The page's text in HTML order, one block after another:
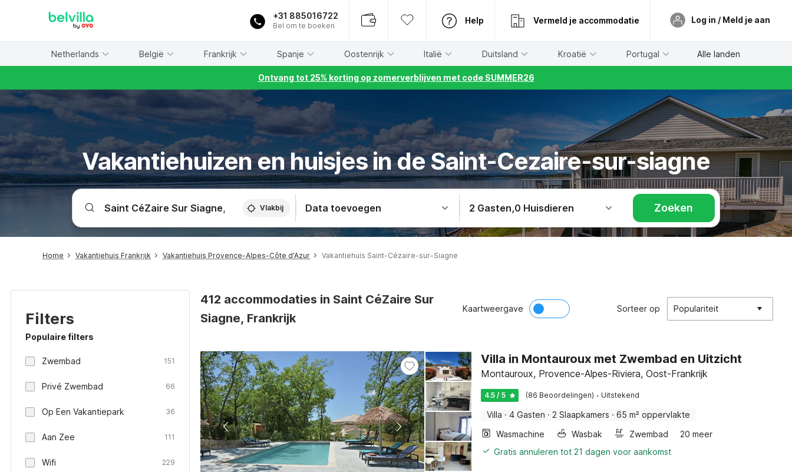
+31 885016722
Bel om te boeken
Help Vermeld je accommodatie Log in / Meld je aan
Netherlands België Frankrijk Spanje Oostenrijk Italië Duitsland Kroatië Portugal Alle landen
Ontvang tot 25% korting op zomerverblijven met code SUMMER26
Vakantiehuizen en huisjes in de Saint-Cezaire-sur-siagne
Vlakbij Data toevoegen 2 Gasten,0 Huisdieren Zoeken
Home Vakantiehuis Frankrijk Vakantiehuis Provence-Alpes-Côte d'Azur Vakantiehuis Saint-Cézaire-sur-Siagne
Filters
Populaire filters
Zwembad 151
Privé Zwembad 66
Op Een Vakantiepark 36
Aan Zee 111
Wifi 229
412 accommodaties in Saint CéZaire Sur
Siagne, Frankrijk
Kaartweergave Sorteer op Populariteit
Villa in Montauroux met Zwembad en Uitzicht
Montauroux, Provence-Alpes-Riviera, Oost-Frankrijk
4.5 / 5 (86 Beoordelingen) · Uitstekend
Villa · 4 Gasten · 2 Slaapkamers · 65 m² oppervlakte
Wasmachine
Wasbak Zwembad
20 meer
Gratis annuleren tot 21 dagen voor aankomst